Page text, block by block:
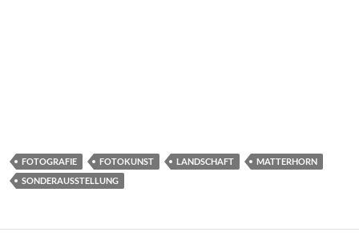
FOTOGRAFIE FOTOKUNST LANDSCHAFT
MATTERHORN
SONDERAUSSTELLUNG